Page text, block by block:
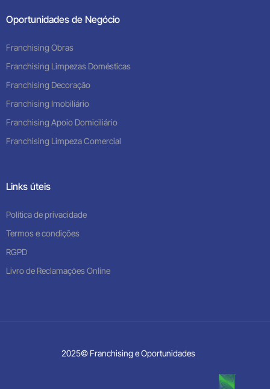
Oportunidades de Negócio
Franchising Obras
Franchising Limpezas Domésticas
Franchising Decoração
Franchising Imobiliário
Franchising Apoio Domiciliário
Franchising Limpeza Comercial
Links úteis
Política de privacidade
Termos e condições
RGPD
Livro de Reclamações Online
2025© Franchising e Oportunidades